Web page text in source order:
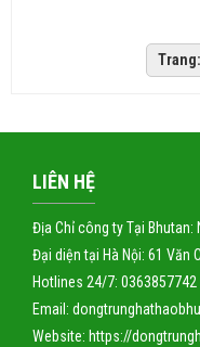
Trang:
LIÊN HỆ
Địa Chỉ công ty Tại Bhutan:
Đại diện tại Hà Nội: 61 Văn
Hotlines 24/7:
Email:
Website: https://